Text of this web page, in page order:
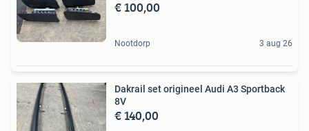
€ 100,00
Nootdorp 3 aug 26
Dakrail set origineel Audi A3 Sportback
8V
€ 140,00